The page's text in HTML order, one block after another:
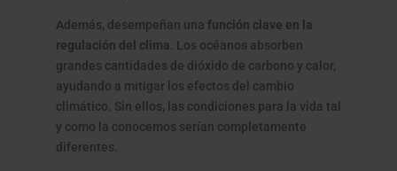
Además, desempeñan una función clave en la
regulación del clima
. Los océanos absorben
grandes cantidades de dióxido de carbono y calor,
ayudando a mitigar los efectos del cambio
climático. Sin ellos, las condiciones para la vida tal
y como la conocemos serían completamente
diferentes.